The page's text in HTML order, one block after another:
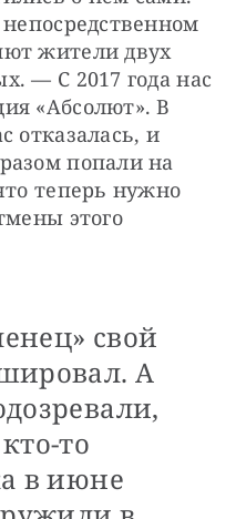
жители двух
— С 2017 года нас
«Абсолют». В
отказалась, и
попали на
теперь нужно
этого
свой
А
то
в июне